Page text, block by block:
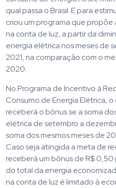
qual passa o Brasil. E para
criou um programa que
na conta de luz, a partir da
energia elétrica nos meses de
2021, na comparação com o
2020.
No Programa de Incentivo à
Consumo de Energia Elétrica,
receberá o bônus se a soma
elétrica de setembro a
soma dos mesmos meses de
Caso seja atingida a meta de
receberá um bônus de R$
do total da energia
na conta de luz é limitado à